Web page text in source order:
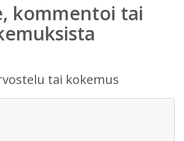
kommentoi tai
tai kokemus